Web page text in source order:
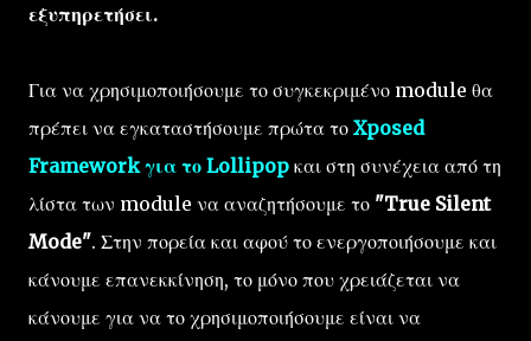
εξυπηρετήσει.
Για να χρησιμοποιήσουμε το συγκεκριμένο module θα
πρέπει να εγκαταστήσουμε πρώτα το Xposed
Framework για το Lollipop και στη συνέχεια από τη
λίστα των module να αναζητήσουμε το "True Silent
Mode". Στην πορεία και αφού το ενεργοποιήσουμε και
κάνουμε επανεκκίνηση, το μόνο που χρειάζεται να
κάνουμε για να το χρησιμοποιήσουμε είναι να